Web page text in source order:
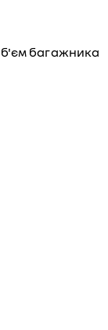
багажника